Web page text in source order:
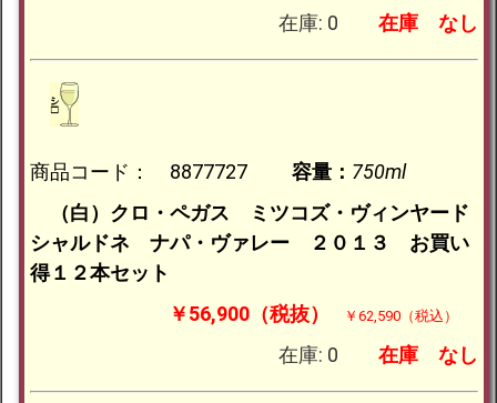
在庫: 0 在庫 なし
商品コード： 8877727 容量： 750ml
（白）クロ・ペガス ミツコズ・ヴィンヤード
シャルドネ ナパ・ヴァレー ２０１３ お買い
得１２本セット
￥56,900（税抜）
￥62,590（税込）
在庫: 0 在庫 なし